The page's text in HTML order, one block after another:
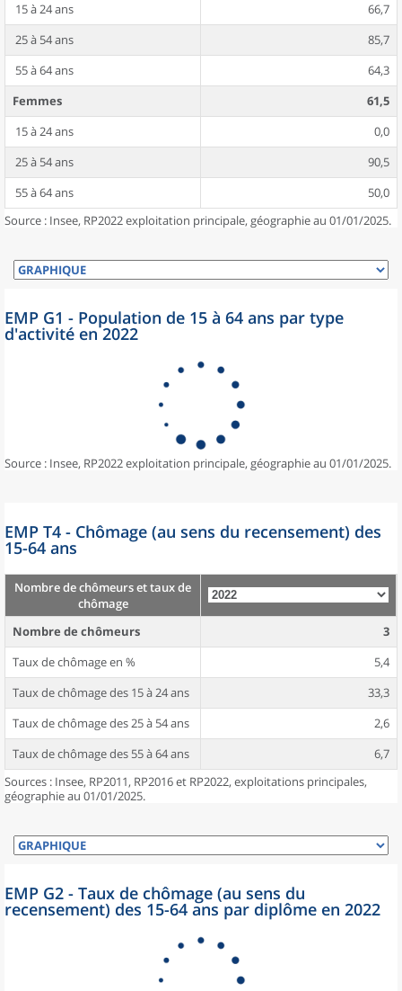
15 à 24 ans
66,7
25 à 54 ans
85,7
55 à 64 ans
64,3
Femmes
61,5
15 à 24 ans
0,0
25 à 54 ans
90,5
55 à 64 ans
50,0
Source : Insee, RP2022 exploitation principale, géographie au 01/01/2025.
EMP G1 - Population de 15 à 64 ans par type
d'activité en 2022
Source : Insee, RP2022 exploitation principale, géographie au 01/01/2025.
EMP T4 - Chômage (au sens du recensement) des
15-64 ans
Nombre de chômeurs et taux de
chômage
Nombre de chômeurs
3
Taux de chômage en %
5,4
Taux de chômage des 15 à 24 ans
33,3
Taux de chômage des 25 à 54 ans
2,6
Taux de chômage des 55 à 64 ans
6,7
Sources : Insee, RP2011, RP2016 et RP2022, exploitations principales,
géographie au 01/01/2025.
EMP G2 - Taux de chômage (au sens du
recensement) des 15-64 ans par diplôme en 2022